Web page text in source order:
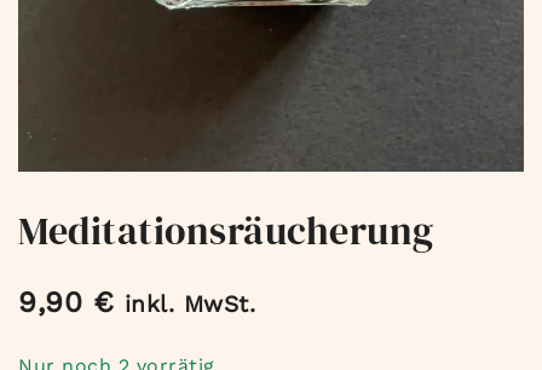
Meditationsräucherung
9,90 € inkl. MwSt.